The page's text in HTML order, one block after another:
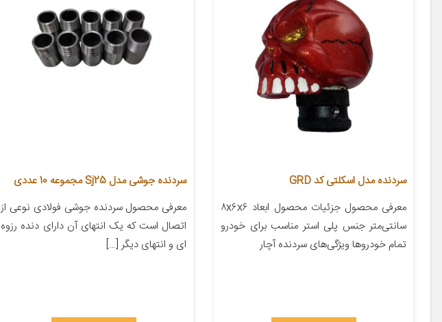
سردنده مدل اسکلتی کد GRD
معرفی محصول جزئیات محصول ابعاد ۸x۶x۶
سانتی‌متر جنس پلی استر مناسب برای خودرو
تمام خودروها ویژگی‌های سردنده آچار
سردنده جوشی مدل Sj25 مجموعه 10 عددی
معرفی محصول سردنده جوشی فولادی نوعی از
اتصال است که یک انتهای آن دارای دنده رزوه
ای و انتهای دیگر […]